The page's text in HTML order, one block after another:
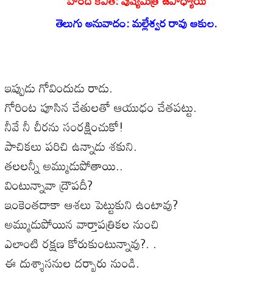
తెలుగు అనువాదం: మల్లేశ్వర రావు ఆకుల.
ఇప్పుడు గోవిందుడు రాడు.
గోరింట పూసిన చేతులతో ఆయుధం చేతపట్టు.
నీవే నీ చీరను సంరక్షించుకో!
పాచికలు పరిచి ఉన్నాడు శకుని.
తలలన్నీ అమ్ముడుపోతాయి..
వింటున్నావా ద్రౌపదీ?
ఇంకెంతదాకా ఆశలు పెట్టుకుని ఉంటావు?
అమ్ముడుపోయిన వార్తాపత్రికల నుంచి
ఎలాంటి రక్షణ కోరుకుంటున్నావు?. .
ఈ దుశ్శాసనుల దర్బారు నుండి.